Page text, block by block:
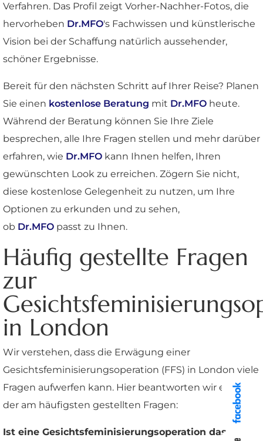
Verfahren. Das Profil zeigt Vorher-Nachher-Fotos, die
hervorheben Dr.MFO's Fachwissen und künstlerische
Vision bei der Schaffung natürlich aussehender,
schöner Ergebnisse.
Bereit für den nächsten Schritt auf Ihrer Reise? Planen
Sie einen kostenlose Beratung mit Dr.MFO heute.
Während der Beratung können Sie Ihre Ziele
besprechen, alle Ihre Fragen stellen und mehr darüber
erfahren, wie Dr.MFO kann Ihnen helfen, Ihren
gewünschten Look zu erreichen. Zögern Sie nicht,
diese kostenlose Gelegenheit zu nutzen, um Ihre
Optionen zu erkunden und zu sehen,
ob Dr.MFO passt zu Ihnen.
Häufig gestellte Fragen
zur
in London
Wir verstehen, dass die Erwägung einer
Gesichtsfeminisierungsoperation (FFS) in London viele
Fragen aufwerfen kann. Hier beantworten wir einige
der am häufigsten gestellten Fragen:
Ist eine Gesichtsfeminisierungsoperation das